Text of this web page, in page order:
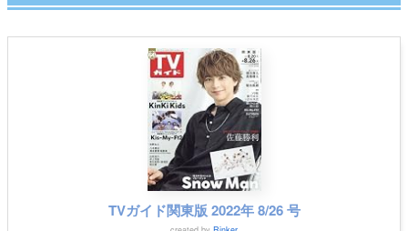
TVガイド関東版 2022年 8/26 号